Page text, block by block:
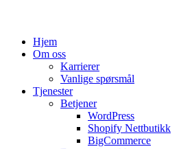
Hjem
Om oss
Karrierer
Vanlige spørsmål
Tjenester
Betjener
WordPress
Shopify Nettbutikk
BigCommerce